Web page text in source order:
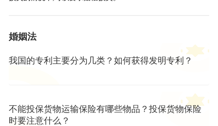
婚姻法
我国的专利主要分为几类？如何获得发明专利？
不能投保货物运输保险有哪些物品？投保货物保险
时要注意什么？